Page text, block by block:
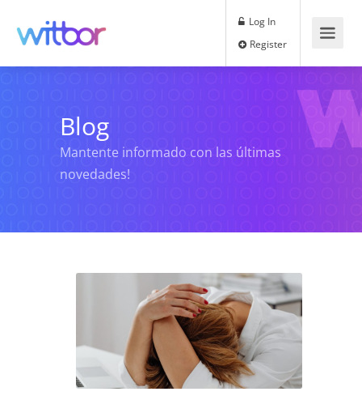
Log In
Blog
Mantente informado con las últimas
novedades!